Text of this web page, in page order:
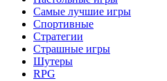
Самые лучшие игры
Спортивные
Стратегии
Страшные игры
Шутеры
RPG